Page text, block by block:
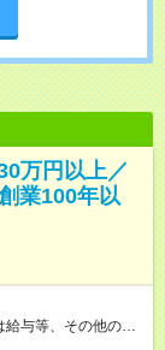
万円以上／
業100年以
与等、その他の待